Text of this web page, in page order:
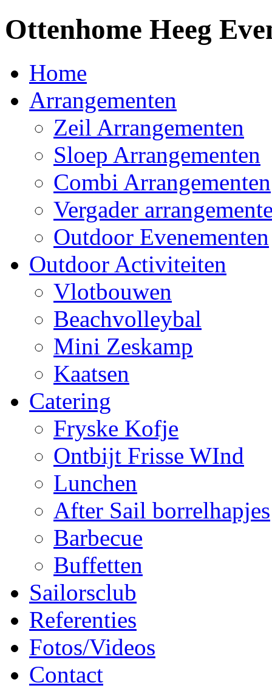
Ottenhome Heeg
Home
Arrangementen
Zeil Arrangementen
Sloep Arrangementen
Combi Arrangementen
Vergader
Outdoor Evenementen
Outdoor Activiteiten
Vlotbouwen
Beachvolleybal
Mini Zeskamp
Kaatsen
Catering
Fryske Kofje
Ontbijt Frisse WInd
Lunchen
After Sail borrelhapjes
Barbecue
Buffetten
Sailorsclub
Referenties
Fotos/Videos
Contact